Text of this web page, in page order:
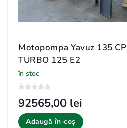
Motopompa Yavuz 135 CP
TURBO 125 E2
în stoc
92565,00 lei
Adaugă în coș